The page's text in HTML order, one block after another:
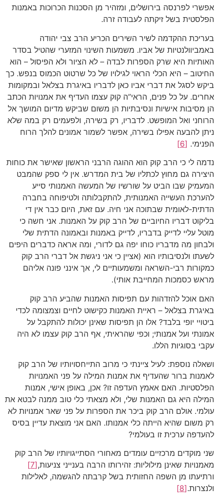
אפשרי לפרנסה בירושלים, ומזהיר מן הסכנות הכרוכות באמנות
הפלסטית בשל זיקתה לעבודה זרה.
בעריכת ההקדמה לשיר השירים הכריע הרב צבי יהודה
באמביוולנטיות של אביו. משמעות השינוי המזערי שהטיל בסדר
האותיות היא שרק הספרות לבדה – לא הציור ולא הפיסול – הוא
החיטוב – היא הכלי הראוי לגילויו של כל שרטוט הכמוס בנפש. כך
ביקש לסגל את דברי אביו כאן לדבריו באיגרת בצלאל ובמקומות
אחרים. על כל פנים, הראי”ה קוק עצמו העדיף את אמנויות הכתב
הן מסיבות אישיות ונסיבתיות הן משום שביקש מדיום המושך אל
הרוחני ואל המופשט. לדבריו, רק בשירה, ולפעמים רק במה שלא
ניתן להבעה אפילו בשירה, אפשר לשמור אמונים להלך הרוח
הפנימי. [6]
נדמה לי כי הרב קוק הוא ההוגה הרבני הראשון שאישר את כוחות
היצירה גם מחוץ לכתליו של בית המדרש. אין לי ספק שהמבט
המעמיק שבו הביט על שורשיו של המעשה האמנותי סייע
להערכת העשייה האמנותית, להתקבלותה ולטיפוחה בחברה
הדתית-לאומית שבתוכה אני חיה. עם זאת, היום כבר אין די
בליקוט דבריו החיוביים של הרב קוק על האמנות. אני חשה כי
מוטל עליי לדייק בדבריו, לדייק באמנות ובאמונה הדתית שלי
ולבחון מה מדבריו כוחו יפה גם לדורי, ומה אראה כדברים היפים
לשעתו ולנסיבותיו הוא (אציין כי אני ניגשת אל דברי הרב קוק
כמקורות רבי-השראה ומשמעותיים לי, אך אינני פונה אליהם
מראש כסמכות המחייבת אותי).
האם אוכל להזדהות עם תפיסות האמנות שהביע הרב קוק
באיגרת בצלאל – ראיית האמנות כקישוט לחיים וצמצומה לכדי
ביטויי יופי בלבד? אלו הן תפיסות שאינן יכולות להתקבל על
אמונתי ועל אמנותי; וכפי שהראיתי, אף הרב קוק עצמו לא היה
עקבי בסוגיות הללו.
ושאלה נוספת: לעיל ציינתי כי מרוב התייחסויותיו של הרב קוק
לאמנות ברור שהעדיף את אמנות המילה על פני האמנויות
הפלסטיות. האם אאמץ העדפה זו? אכן, באופן אישי, אמנות
המילה היא גם האמנות שלי, ולא מצאתי כלי טוב ממנה לבטא את
עולמי. אולם הרב קוק ביכר את הספרות על פני שאר אמנויות לא
רק משום שהיא הייתה כלי אמנותו. האם אני מוצאת עדיין בסיס
להעדפה ערכית זו בעולמי?
שני מוקדים מרכזיים עומדים מאחורי הסתייגויותיו של הרב קוק
מאמנויות שאינן מילוליות: זהירותו הרבה בענייני צניעות,[7]
ורתיעתו מן השפה החזותית בשל קרבתה להגשמה, לאלילות
ולנצרות.[8]